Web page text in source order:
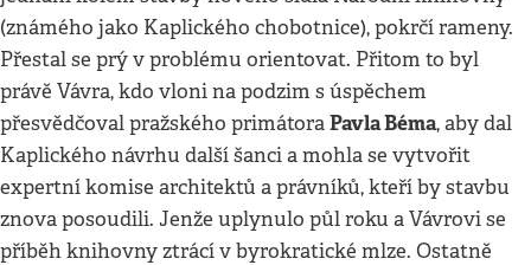
(známého jako Kaplického chobotnice), pokrčí rameny.
Přestal se prý v problému orientovat. Přitom to byl
právě Vávra, kdo vloni na podzim s úspěchem
přesvědčoval pražského primátoraPavla Béma, aby dal
Kaplického návrhu další šanci a mohla se vytvořit
expertní komise architektů a právníků, kteří by stavbu
znova posoudili. Jenže uplynulo půl roku a Vávrovi se
příběh knihovny ztrácí v byrokratické mlze. Ostatně